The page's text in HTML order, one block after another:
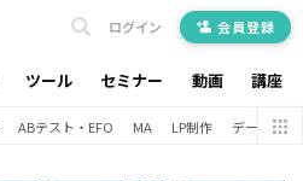
ツール セミナー 動画 講座
ログイン 会員登録
ABテスト・EFO MA LP制作 データ分析